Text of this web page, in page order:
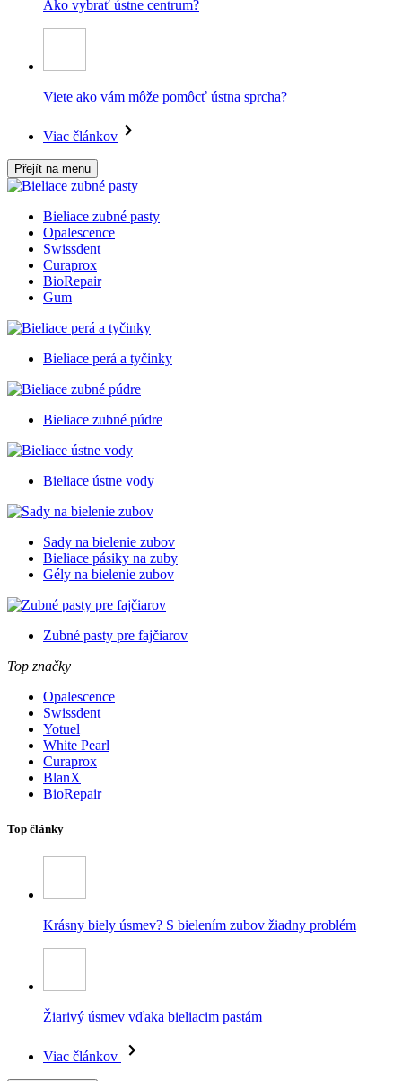
Ako vybrať ústne centrum?
Viete ako vám môže pomôcť ústna sprcha?
Viac článkov
Přejít na menu
Bieliace zubné pasty
Opalescence
Swissdent
Curaprox
BioRepair
Gum
Bieliace perá a tyčinky
Bieliace zubné púdre
Bieliace ústne vody
Sady na bielenie zubov
Bieliace pásiky na zuby
Gély na bielenie zubov
Zubné pasty pre fajčiarov
Top značky
Opalescence
Swissdent
Yotuel
White Pearl
Curaprox
BlanX
BioRepair
Top články
Krásny biely úsmev? S bielením zubov žiadny problém
Žiarivý úsmev vďaka bieliacim pastám
Viac článkov